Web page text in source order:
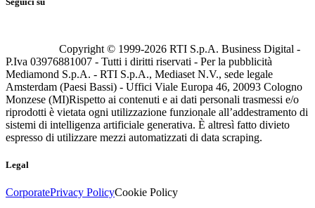
Copyright © 1999-2026 RTI S.p.A. Business Digital -
P.Iva 03976881007 - Tutti i diritti riservati - Per la pubblicità
Mediamond S.p.A. - RTI S.p.A., Mediaset N.V., sede legale
Amsterdam (Paesi Bassi) - Uffici Viale Europa 46, 20093 Cologno
Monzese (MI)Rispetto ai contenuti e ai dati personali trasmessi e/o
riprodotti è vietata ogni utilizzazione funzionale all’addestramento di
sistemi di intelligenza artificiale generativa. È altresì fatto divieto
espresso di utilizzare mezzi automatizzati di data scraping.
Legal
CorporatePrivacy PolicyCookie Policy